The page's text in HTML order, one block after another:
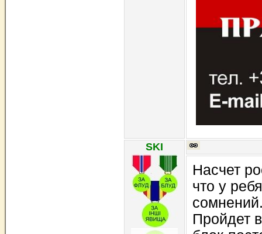
SKI
Насчет
что у
Пройдет